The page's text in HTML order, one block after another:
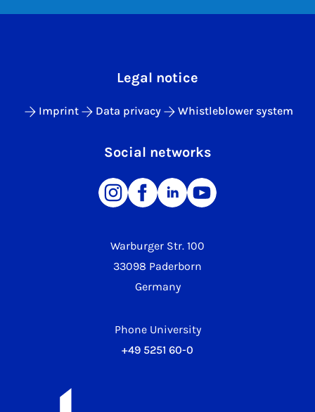
Warburger Str. 100
33098 Paderborn
Germany
Phone University
+49 5251 60-0
Legal notice
Imprint Data privacy Whistleblower system
Social networks